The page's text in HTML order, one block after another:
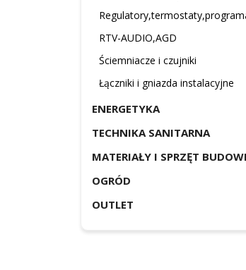
RTV-AUDIO,AGD
Ściemniacze i czujniki
Łączniki i gniazda instalacyjne
ENERGETYKA
TECHNIKA SANITARNA
MATERIAŁY I SPRZĘT
OGRÓD
OUTLET